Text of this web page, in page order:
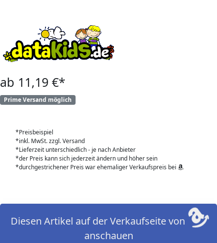
ab 11,19 €*
Prime Versand möglich
*Preisbeispiel
*inkl. MwSt. zzgl. Versand
*Lieferzeit unterschiedlich - je nach Anbieter
*der Preis kann sich jederzeit ändern und höher sein
*durchgestrichener Preis war ehemaliger Verkaufspreis bei
Diesen Artikel auf der Verkaufseite von
anschauen